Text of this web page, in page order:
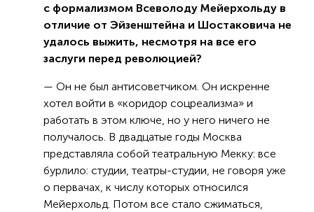
с формализмом Всеволоду Мейерхольду в
отличие от Эйзенштейна и Шостаковича не
удалось выжить, несмотря на все его
заслуги перед революцией?
— Он не был антисоветчиком. Он искренне
хотел войти в «коридор соцреализма» и
работать в этом ключе, но у него ничего не
получалось. В двадцатые годы Москва
представляла собой театральную Мекку: все
бурлило: студии, театры-студии, не говоря уже
о первачах, к числу которых относился
Мейерхольд. Потом все стало сжиматься,